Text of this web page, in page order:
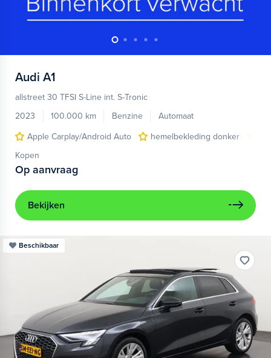
Audi A1
allstreet 30 TFSI S-Line int. S-Tronic
2023
100.000 km Benzine
Automaat
Apple Carplay/Android Auto
hemelbekleding donker
Kopen
Op aanvraag
Bekijken
Beschikbaar